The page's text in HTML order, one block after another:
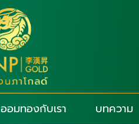
ออมทองกับเรา บทความ